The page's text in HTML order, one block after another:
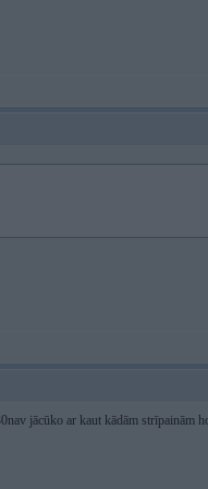
jācūko ar kaut kādām strīpainām